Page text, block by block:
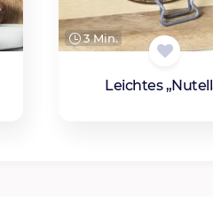
3 Min.
Leichtes